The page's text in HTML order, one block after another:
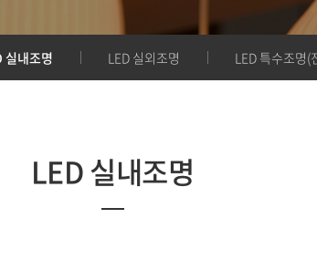
실내조명 LED 실외조명 LED 특수조명(
LED 실내조명